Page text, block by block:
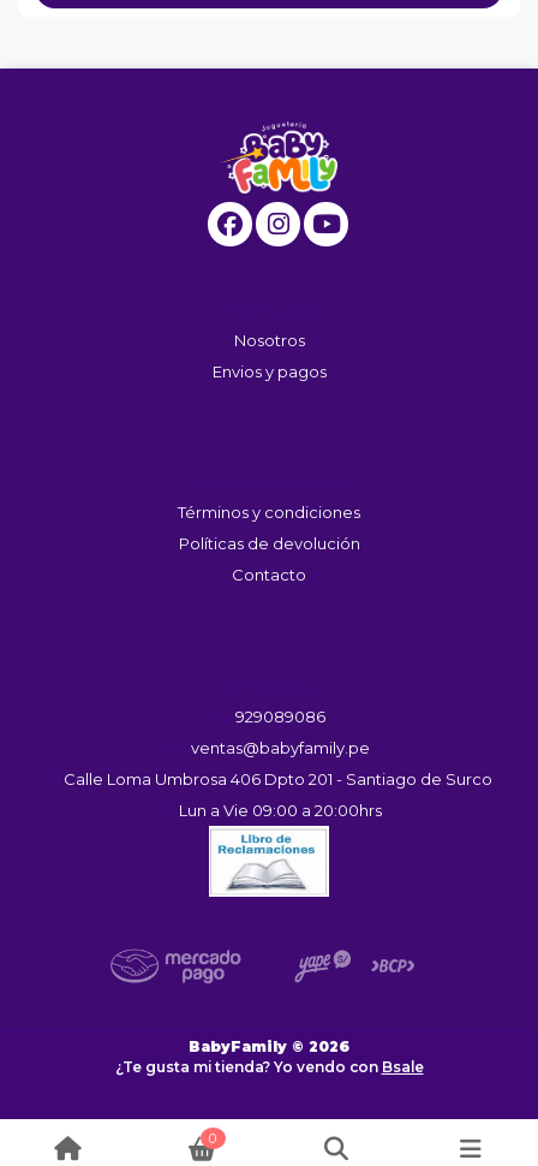
Nosotros
Envios y pagos
Términos y condiciones
Políticas de devolución
Contacto
929089086
ventas@babyfamily.pe
Calle Loma Umbrosa 406 Dpto 201 - Santiago de Surco
Lun a Vie 09:00 a 20:00hrs
BabyFamily © 2026
¿Te gusta mi tienda? Yo vendo con Bsale
0